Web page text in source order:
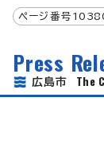
ページ番号
Press
広島市 The